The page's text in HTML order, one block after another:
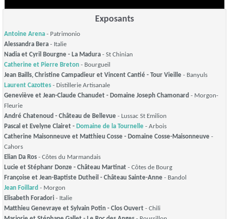
Exposants
Antoine Arena - Patrimonio
Alessandra Bera - Italie
Nadia et Cyril Bourgne - La Madura - St Chinian
Catherine et Pierre Breton - Bourgueil
Jean Baills, Christine Campadieur et Vincent Cantié - Tour Vieille - Banyuls
Laurent Cazottes - Distillerie Artisanale
Geneviève et Jean-Claude Chanudet - Domaine Joseph Chamonard - Morgon-
Fleurie
André Chatenoud - Château de Bellevue - Lussac St Emilion
Pascal et Evelyne Clairet - Domaine de la Tournelle - Arbois
Catherine Maisonneuve et Matthieu Cosse - Domaine Cosse-Maisonneuve -
Cahors
Elian Da Ros - Côtes du Marmandais
Lucie et Stéphanr Donze - Château Martinat - Côtes de Bourg
Françoise et Jean-Baptiste Dutheil - Château Sainte-Anne - Bandol
Jean Foillard - Morgon
Elisabeth Foradori - Italie
Matthieu Genevraye et Sylvain Potin - Clos Ouvert - Chili